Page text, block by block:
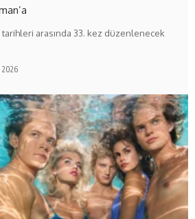
tarihleri arasında 33. kez düzenlenecek
2026